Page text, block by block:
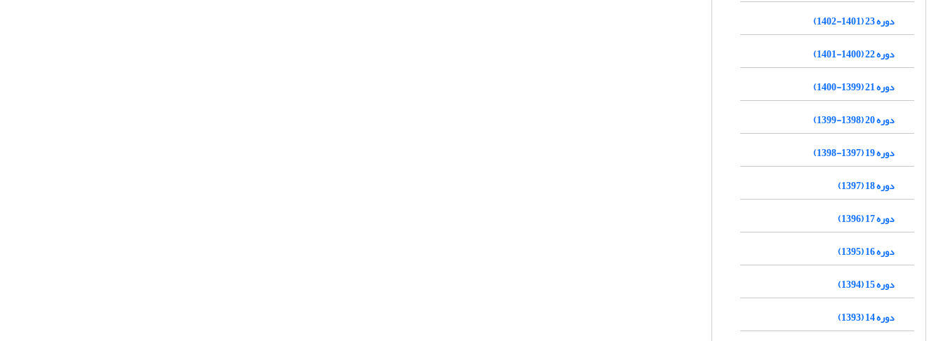
دوره 23 (1401-1402)
دوره 22 (1400-1401)
دوره 21 (1399-1400)
دوره 20 (1398-1399)
دوره 19 (1397-1398)
دوره 18 (1397)
دوره 17 (1396)
دوره 16 (1395)
دوره 15 (1394)
دوره 14 (1393)